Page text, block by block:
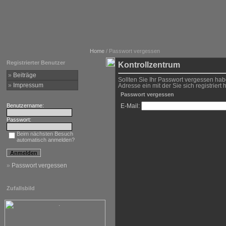
Home / Passwort vergessen
Registrierter Benutzer
» Beiträge
»
Impressum
Benutzername:
Passwort:
Beim nächsten Besuch
automatisch anmelden?
» Passwort vergessen
Zufallsbild
Kontrollzentrum
Sollten Sie Ihr Passwort vergessen
Adresse ein mit der Sie sich registriert
Passwort vergessen
E-Mail: